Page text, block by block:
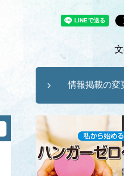
情報掲載の変